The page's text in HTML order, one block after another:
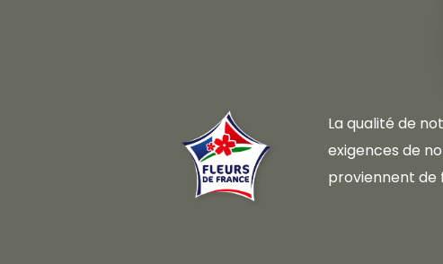
La qualité de
exigences de
proviennent de